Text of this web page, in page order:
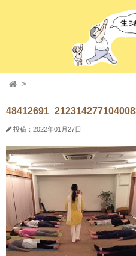
投稿：2022年01月27日